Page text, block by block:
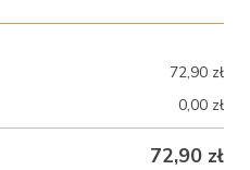
72,90 zł
0,00 zł
72,90 zł